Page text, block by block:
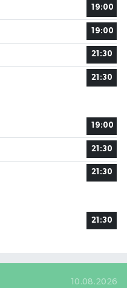
19:00
19:00
21:30
21:30
19:00
21:30
21:30
21:30
10.08.2026